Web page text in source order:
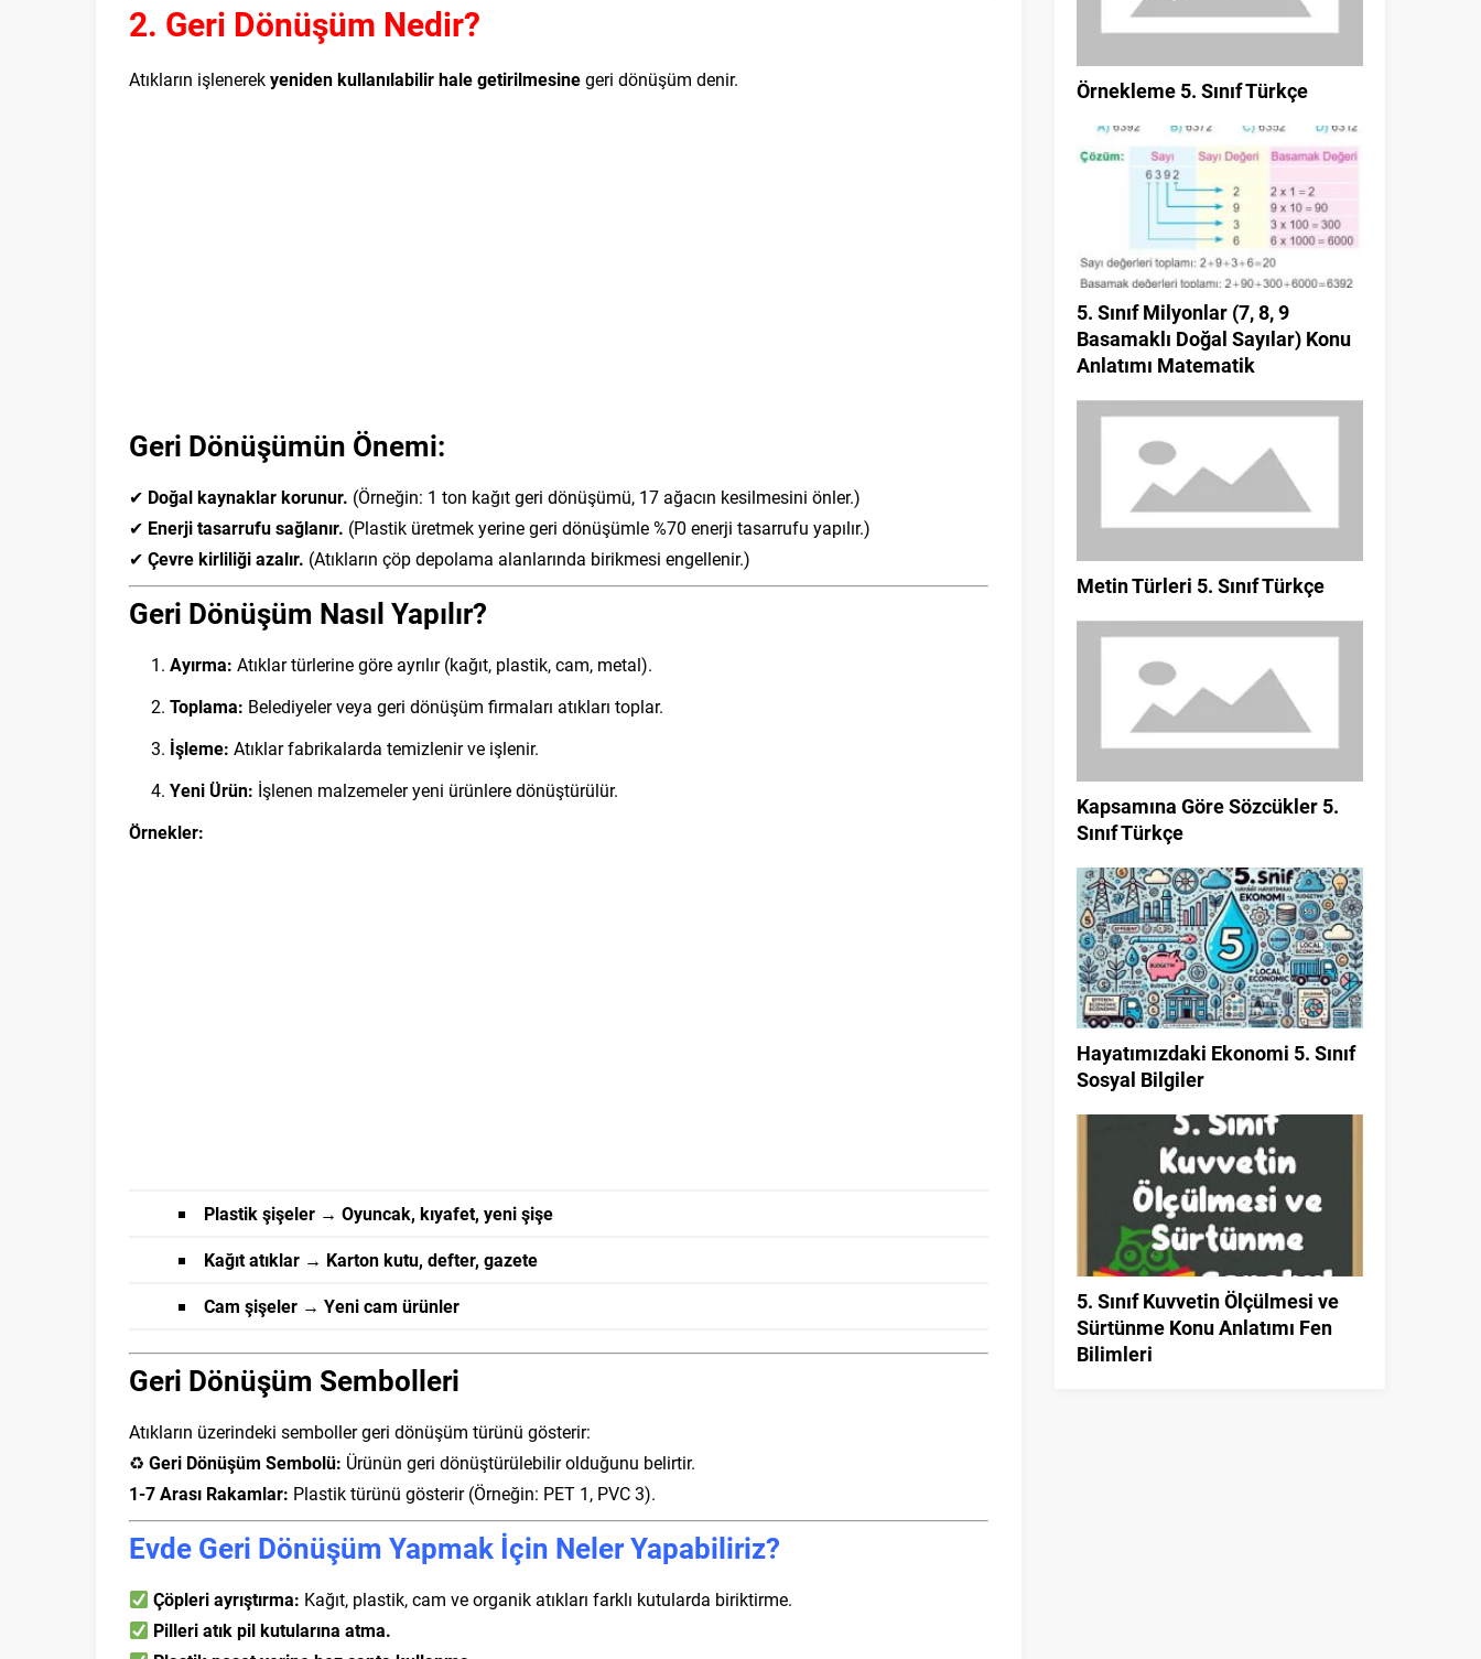
2. Geri Dönüşüm Nedir?
Atıkların işlenerekyeniden kullanılabilir hale getirilmesinegeri dönüşüm denir.
Geri Dönüşümün Önemi:
✔ Doğal kaynaklar korunur. (Örneğin: 1 ton kağıt geri dönüşümü, 17 ağacın kesilmesini önler.)
✔ Enerji tasarrufu sağlanır. (Plastik üretmek yerine geri dönüşümle %70 enerji tasarrufu yapılır.)
✔ Çevre kirliliği azalır. (Atıkların çöp depolama alanlarında birikmesi engellenir.)
Geri Dönüşüm Nasıl Yapılır?
Ayırma: Atıklar türlerine göre ayrılır (kağıt, plastik, cam, metal).
Toplama: Belediyeler veya geri dönüşüm firmaları atıkları toplar.
İşleme: Atıklar fabrikalarda temizlenir ve işlenir.
Yeni Ürün: İşlenen malzemeler yeni ürünlere dönüştürülür.
Örnekler:
Plastik şişeler → Oyuncak, kıyafet, yeni şişe
Kağıt atıklar → Karton kutu, defter, gazete
Cam şişeler → Yeni cam ürünler
Geri Dönüşüm Sembolleri
Atıkların üzerindeki semboller geri dönüşüm türünü gösterir:
♻ Geri Dönüşüm Sembolü: Ürünün geri dönüştürülebilir olduğunu belirtir.
1-7 Arası Rakamlar: Plastik türünü gösterir (Örneğin: PET 1, PVC 3).
Evde Geri Dönüşüm Yapmak İçin Neler Yapabiliriz?
Çöpleri ayrıştırma: Kağıt, plastik, cam ve organik atıkları farklı kutularda biriktirme.
Pilleri atık pil kutularına atma.
Örnekleme 5. Sınıf Türkçe
5. Sınıf Milyonlar (7, 8, 9
Basamaklı Doğal Sayılar) Konu
Anlatımı Matematik
Metin Türleri 5. Sınıf Türkçe
Kapsamına Göre Sözcükler 5.
Sınıf Türkçe
Hayatımızdaki Ekonomi 5. Sınıf
Sosyal Bilgiler
5. Sınıf Kuvvetin Ölçülmesi ve
Sürtünme Konu Anlatımı Fen
Bilimleri